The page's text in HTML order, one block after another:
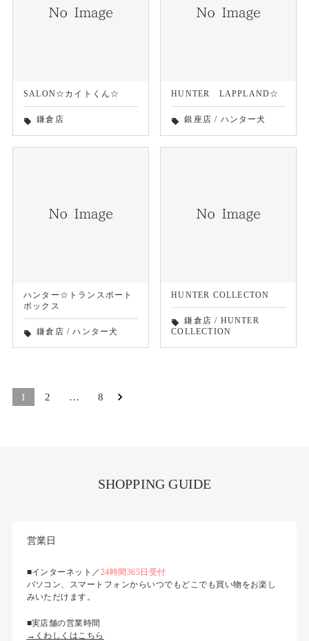
SALON☆カイトくん☆
local_offer 鎌倉店
HUNTER LAPPLAND☆
local_offer 銀座店 / ハンター犬
ハンター☆トランスポート
ボックス
local_offer 鎌倉店 /ハンター犬
HUNTER COLLECTON
local_offer 鎌倉店 / HUNTER
COLLECTION
1 2 … 8
SHOPPING GUIDE
営業日
■インターネット／ 24時間365日受付
パソコン、スマートフォンからいつでもどこでも買い物をお楽し
みいただけます。
■実店舗の営業時間
→くわしくはこちら